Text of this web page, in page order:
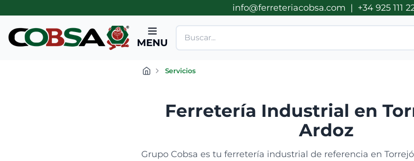
info@ferreteriacobsa.com | +34 925 111
MENU
Servicios
Ferretería Industrial en
Ardoz
Grupo Cobsa es tu ferretería industrial de referencia en